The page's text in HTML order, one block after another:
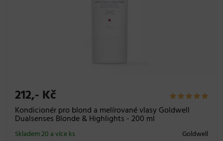
212,- Kč
Kondicionér pro blond a melírované vlasy Goldwell
Dualsenses Blonde & Highlights - 200 ml
Goldwell
Skladem 20 a více ks